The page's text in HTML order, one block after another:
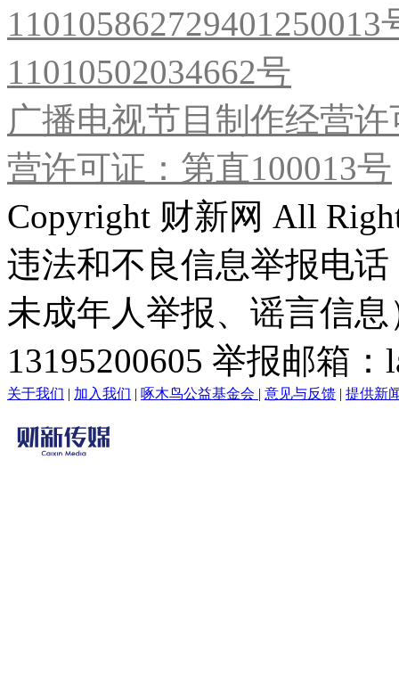
11010502034662号
广播电视节目制作经营
营许可证：第直100013号
Copyright 财新网 All
违法和不良信息举报电
未成年人举报、谣言信
13195200605 举报邮箱
关于我们 | 加入我们 | 啄木鸟公益基金会 | 意见与反馈 | 提供新